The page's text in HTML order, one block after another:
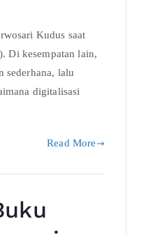
Kudus saat
Di kesempatan lain,
sederhana, lalu
digitalisasi
Read More